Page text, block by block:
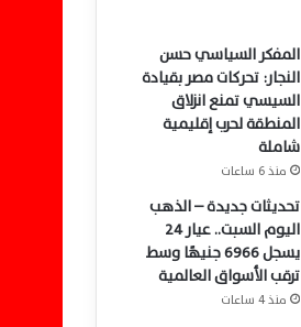
المفكر السياسي حسن
النجار: تحركات مصر بقيادة
السيسي تمنع انزلاق
المنطقة لحرب إقليمية
شاملة
منذ 6 ساعات
تحديثات جديدة – الذهب
اليوم السبت.. عيار 24
يسجل 6966 جنيهًا وسط
ترقب الأسواق العالمية
منذ 4 ساعات